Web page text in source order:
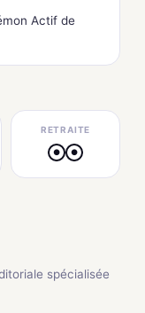
Actif de
RETRAITE
● ●
spécialisée